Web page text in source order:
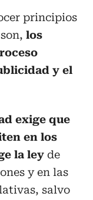
principios
los
y el
exige que
en los
la ley de
y en las
salvo